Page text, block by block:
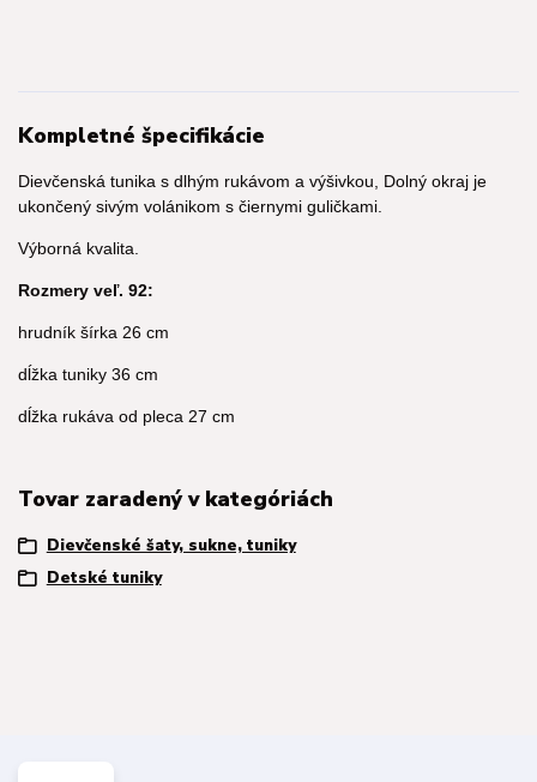
Kompletné špecifikácie
Dievčenská tunika s dlhým rukávom a výšivkou, Dolný okraj je
ukončený sivým volánikom s čiernymi guličkami.
Výborná kvalita.
Rozmery veľ. 92:
hrudník šírka 26 cm
dĺžka tuniky 36 cm
dĺžka rukáva od pleca 27 cm
Tovar zaradený v kategóriách
Dievčenské šaty, sukne, tuniky
Detské tuniky